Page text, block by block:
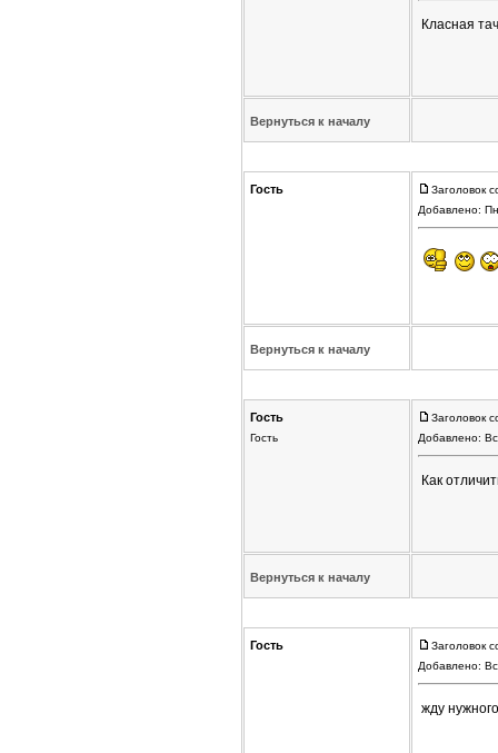
Класная
Вернуться к началу
Гость
Заголовок
Добавлено:
Вернуться к началу
Гость
Гость
Заголовок
Добавлено:
Как
Вернуться к началу
Гость
Заголовок
Добавлено:
жду